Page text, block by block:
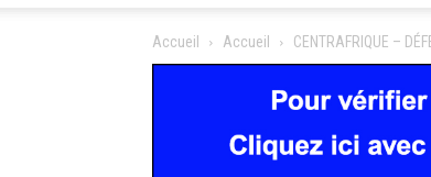
Accueil Accueil CENTRAFRIQUE –